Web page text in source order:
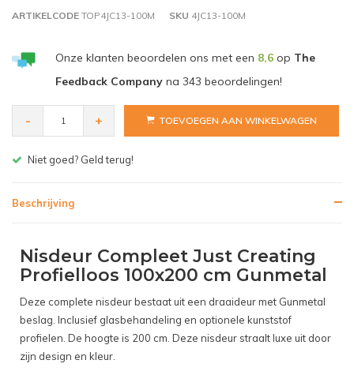
ARTIKELCODE TOP4JC13-100M SKU 4JC13-100M
Onze klanten beoordelen ons met een 8,6op The
Feedback Companyna 343 beoordelingen!
- + TOEVOEGEN AAN WINKELWAGEN
Gratis bezorgen v.a. € 150,- (NL)
Beschrijving
Nisdeur Compleet Just Creating
Profielloos 100x200 cm Gunmetal
Deze complete nisdeur bestaat uit een draaideur met Gunmetal
beslag. Inclusief glasbehandeling en optionele kunststof
profielen. De hoogte is 200 cm. Deze nisdeur straalt luxe uit door
zijn design en kleur.